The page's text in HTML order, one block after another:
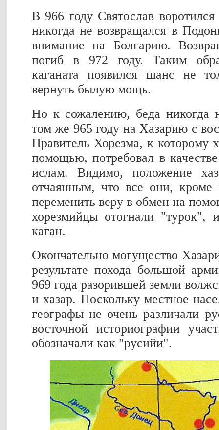
В 966 году Святослав
никогда не возвращался в
внимание на Болгарию.
погиб в 972 году. Таким
каганата появился шанс не
вернуть былую мощь.
Но к сожалению, беда никогда
том же 965 году на Хазарию с
Правитель Хорезма, к которому
помощью, потребовал в
ислам. Видимо, положение
отчаянным, что все они, кроме
переменить веру в обмен на
хорезмийцы отогнали "турок",
каган.
Окончательно могущество
результате похода большой
969 года разорившей земли
и хазар. Поскольку местное
географы не очень различали
восточной историографии
обозначали как "русийи".